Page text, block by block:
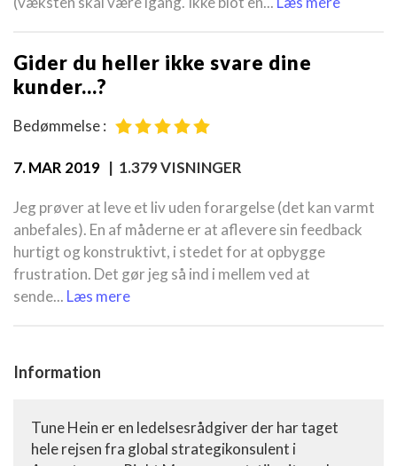
Gider du heller ikke svare dine
kunder...?
Bedømmelse :
7. MAR 2019 | 1.379 VISNINGER
Jeg prøver at leve et liv uden forargelse (det kan varmt
anbefales). En af måderne er at aflevere sin feedback
hurtigt og konstruktivt, i stedet for at opbygge
frustration. Det gør jeg så ind i mellem ved at
sende... Læs mere
Information
Tune Hein er en ledelsesrådgiver der har taget
hele rejsen fra global strategikonsulent i